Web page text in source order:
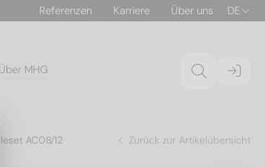
Referenzen Karriere Über uns DE
Über MHG
AC08/12 Zurück zur Artikelübersicht